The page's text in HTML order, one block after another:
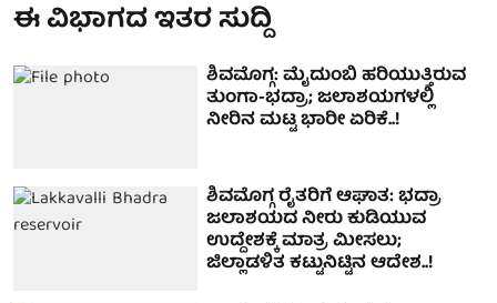
ಈ ವಿಭಾಗದ ಇತರ ಸುದ್ದಿ
ಶಿವಮೊಗ್ಗ: ಮೈದುಂಬಿ ಹರಿಯುತ್ತಿರುವ
ತುಂಗಾ-ಭದ್ರಾ; ಜಲಾಶಯಗಳಲ್ಲಿ
ನೀರಿನ ಮಟ್ಟ ಭಾರೀ ಏರಿಕೆ..!
ಶಿವಮೊಗ್ಗ ರೈತರಿಗೆ ಆಘಾತ: ಭದ್ರಾ
ಜಲಾಶಯದ ನೀರು ಕುಡಿಯುವ
ಉದ್ದೇಶಕ್ಕೆ ಮಾತ್ರ ಮೀಸಲು;
ಜಿಲ್ಲಾಡಳಿತ ಕಟ್ಟುನಿಟ್ಟಿನ ಆದೇಶ..!